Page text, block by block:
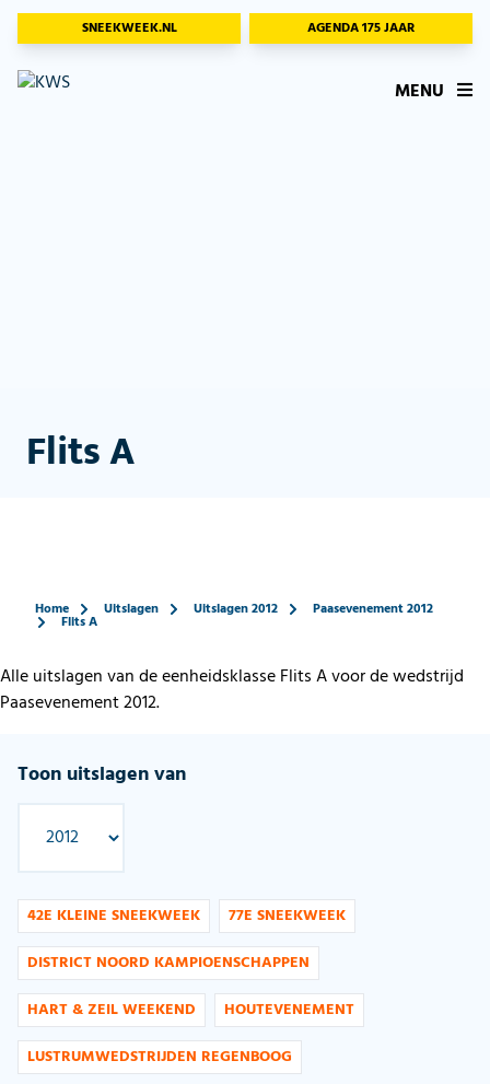
SNEEKWEEK.NL AGENDA 175 JAAR
MENU
Flits A
Home Uitslagen Uitslagen 2012 Paasevenement 2012
Flits A
Alle uitslagen van de eenheidsklasse Flits A voor de wedstrijd
Paasevenement 2012.
Toon uitslagen van
42E KLEINE SNEEKWEEK
77E SNEEKWEEK
DISTRICT NOORD KAMPIOENSCHAPPEN
HART & ZEIL WEEKEND
HOUTEVENEMENT
LUSTRUMWEDSTRIJDEN REGENBOOG